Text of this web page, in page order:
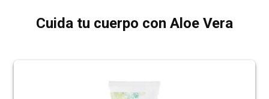
Cuida tu cuerpo con Aloe Vera